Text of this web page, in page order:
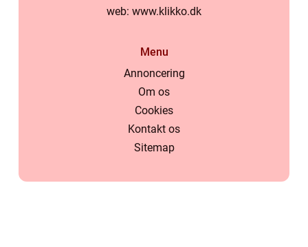
web: www.klikko.dk
Menu
Annoncering
Om os
Cookies
Kontakt os
Sitemap